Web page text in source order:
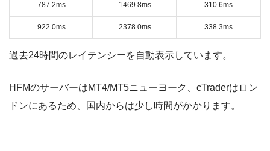
787.2ms 1469.8ms 310.6ms
922.0ms 2378.0ms 338.3ms
過去24時間のレイテンシーを自動表示しています。
HFMのサーバーはMT4/MT5ニューヨーク、cTraderはロン
ドンにあるため、国内からは少し時間がかかります。